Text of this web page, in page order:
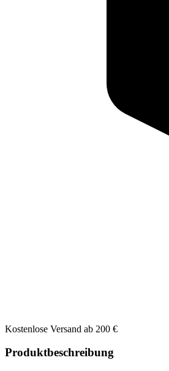
Kostenlose Versand ab 200 €
Produktbeschreibung